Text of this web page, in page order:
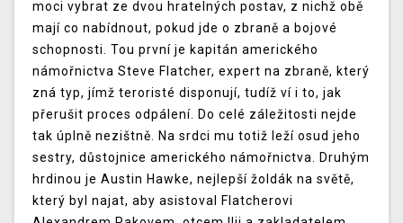
moci vybrat ze dvou hratelných postav, z nichž obě
mají co nabídnout, pokud jde o zbraně a bojové
schopnosti. Tou první je kapitán amerického
námořnictva Steve Flatcher, expert na zbraně, který
zná typ, jímž teroristé disponují, tudíž ví i to, jak
přerušit proces odpálení. Do celé záležitosti nejde
tak úplně nezištně. Na srdci mu totiž leží osud jeho
sestry, důstojnice amerického námořnictva. Druhým
hrdinou je Austin Hawke, nejlepší žoldák na světě,
který byl najat, aby asistoval Flatcherovi